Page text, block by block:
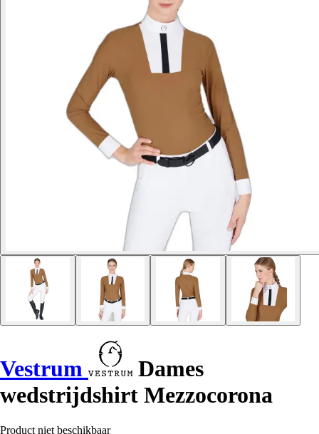
Vestrum
Dames
wedstrijdshirt Mezzocorona
Product niet beschikbaar